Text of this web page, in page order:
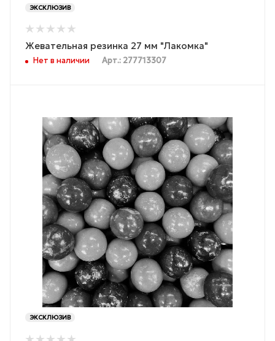
ЭКСКЛЮЗИВ
Жевательная резинка 27 мм "Лакомка"
Нет в наличии Арт.: 277713307
ЭКСКЛЮЗИВ